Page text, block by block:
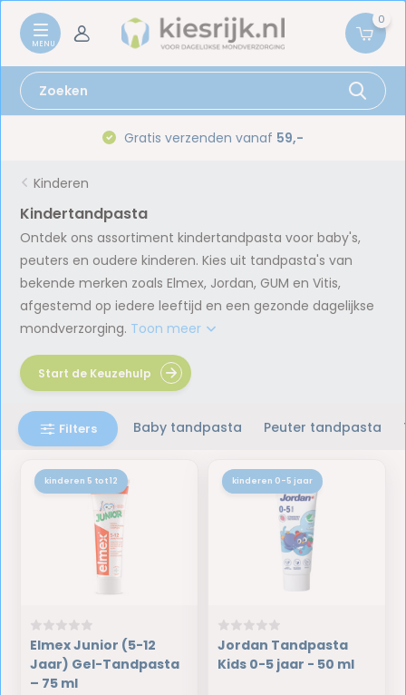
0
Gratis verzenden vanaf 59,-
Kinderen
Kindertandpasta
Ontdek ons assortiment kindertandpasta voor baby's,
peuters en oudere kinderen. Kies uit tandpasta's van
bekende merken zoals Elmex, Jordan, GUM en Vitis,
afgestemd op iedere leeftijd en een gezonde dagelijkse
mondverzorging. Toon meer
Filters Baby tandpasta Peuter tandpasta
Start de Keuzehulp
kinderen 5 tot 12
Elmex Junior (5-12
Jaar) Gel-Tandpasta
– 75 ml
kinderen 0-5 jaar
Jordan Tandpasta
Kids 0-5 jaar - 50 ml